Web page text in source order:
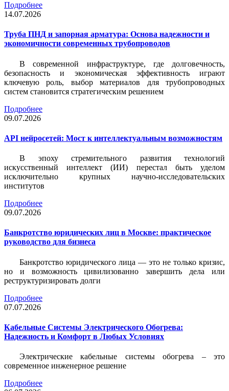
Подробнее
14.07.2026
Труба ПНД и запорная арматура: Основа надежности и
экономичности современных трубопроводов
В современной инфраструктуре, где долговечность,
безопасность и экономическая эффективность играют
ключевую роль, выбор материалов для трубопроводных
систем становится стратегическим решением
Подробнее
09.07.2026
API нейросетей: Мост к интеллектуальным возможностям
В эпоху стремительного развития технологий
искусственный интеллект (ИИ) перестал быть уделом
исключительно крупных научно-исследовательских
институтов
Подробнее
09.07.2026
Банкротство юридических лиц в Москве: практическое
руководство для бизнеса
Банкротство юридического лица — это не только кризис,
но и возможность цивилизованно завершить дела или
реструктуризировать долги
Подробнее
07.07.2026
Кабельные Системы Электрического Обогрева:
Надежность и Комфорт в Любых Условиях
Электрические кабельные системы обогрева – это
современное инженерное решение
Подробнее